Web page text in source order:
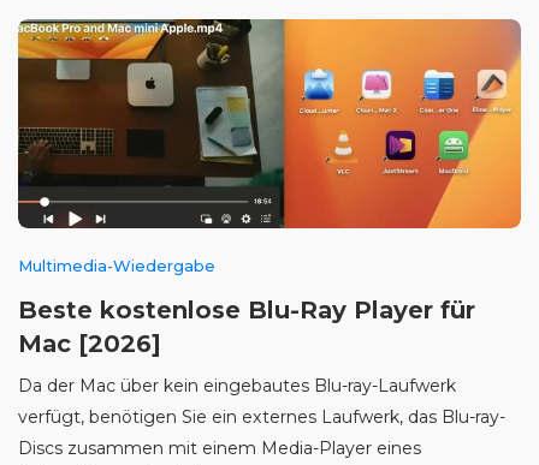
Multimedia-Wiedergabe
Beste kostenlose Blu-Ray Player für
Mac [2026]
Da der Mac über kein eingebautes Blu-ray-Laufwerk
verfügt, benötigen Sie ein externes Laufwerk, das Blu-ray-
Discs zusammen mit einem Media-Player eines